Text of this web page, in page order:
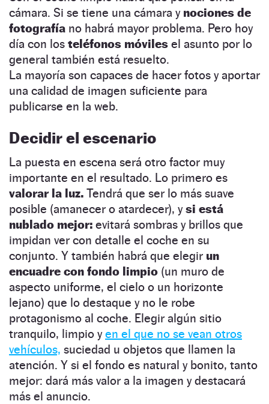
cámara. Si se tiene una cámara y nociones de
fotografía no habrá mayor problema. Pero hoy
día con los teléfonos móviles el asunto por lo
general también está resuelto.
La mayoría son capaces de hacer fotos y aportar
una calidad de imagen suficiente para
publicarse en la web.
Decidir el escenario
La puesta en escena será otro factor muy
importante en el resultado. Lo primero es
valorar la luz. Tendrá que ser lo más suave
posible (amanecer o atardecer), ysi está
nublado mejor: evitará sombras y brillos que
impidan ver con detalle el coche en su
conjunto. Y también habrá que elegir un
encuadre con fondo limpio (un muro de
aspecto uniforme, el cielo o un horizonte
lejano) que lo destaque y no le robe
protagonismo al coche. Elegir algún sitio
tranquilo, limpio yen el que no se vean otros
vehículos, suciedad u objetos que llamen la
atención. Y si el fondo es natural y bonito, tanto
mejor: dará más valor a la imagen y destacará
más el anuncio.